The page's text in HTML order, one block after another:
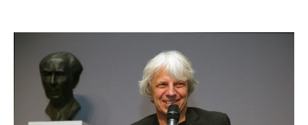
Mitschnitte
Urkundentexte